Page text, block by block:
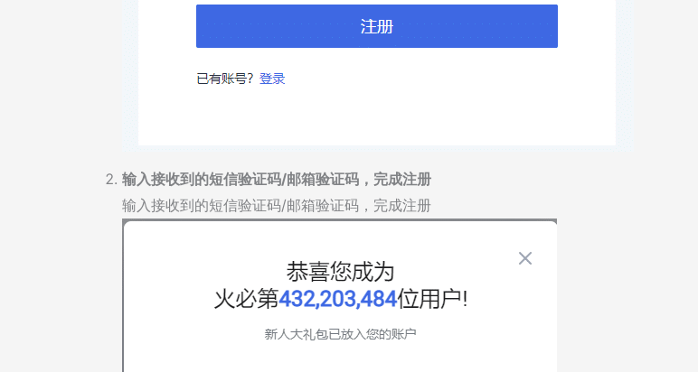
输入接收到的短信验证码/邮箱验证码，完成注册
输入接收到的短信验证码/邮箱验证码，完成注册